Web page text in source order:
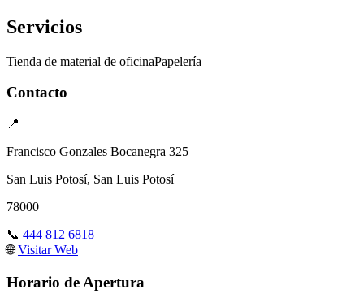
Servicios
Tienda de material de oficinaPapelería
Contacto
📍
Francisco Gonzales Bocanegra 325
San Luis Potosí, San Luis Potosí
78000
📞 444 812 6818
🌐 Visitar Web
Horario de Apertura